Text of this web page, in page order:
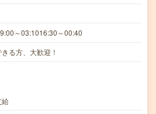
～03:1016:30～00:40
る方、大歓迎！
給